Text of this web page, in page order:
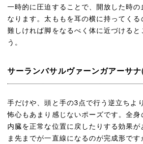
一時的に圧迫することで、開放した時の
なります。太ももを耳の横に持ってくる
難しければ脚をなるべく体に近づけると
う。
サーランバサルヴァーンガアーサ
手だけや、頭と手の3点で行う逆立ちよ
怖心もあまり感じないポーズです。全身
内臓を正常な位置に戻したりする効果
ま先までが一直線になるのが完成形で